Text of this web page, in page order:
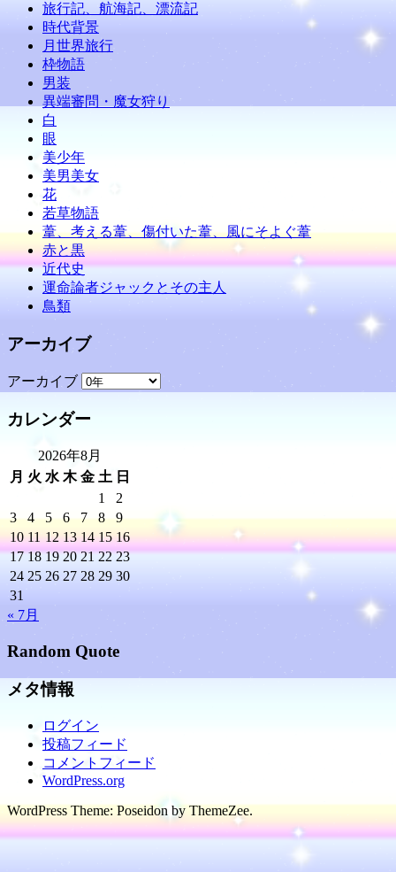
旅行記、航海記、漂流記
時代背景
月世界旅行
枠物語
男装
異端審問・魔女狩り
白
眼
美少年
美男美女
花
若草物語
葦、考える葦、傷付いた葦、風にそよぐ葦
赤と黒
近代史
運命論者ジャックとその主人
鳥類
アーカイブ
アーカイブ
カレンダー
2026年8月
月 火 水 木 金 土 日
1
2
3
4 5 6 7 8
9
10 11 12 13 14 15 16
17 18 19 20 21 22 23
24 25 26 27 28 29 30
31
« 7月
Random Quote
メタ情報
ログイン
投稿フィード
コメントフィード
WordPress.org
WordPress Theme: Poseidon by ThemeZee.